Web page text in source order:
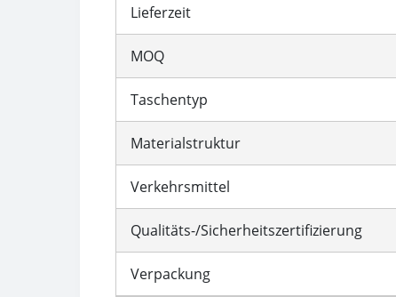
Lieferzeit
MOQ
Taschentyp
Materialstruktur
Verkehrsmittel
Qualitäts-/Sicherheitszertifizierung
Verpackung